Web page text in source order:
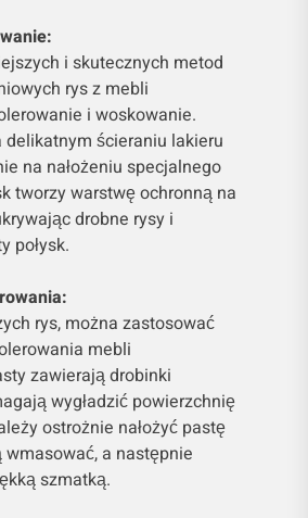
i skutecznych metod
rys z mebli
i woskowanie.
delikatnym ścieraniu lakieru
na nałożeniu specjalnego
tworzy warstwę ochronną na
drobne rysy i
połysk.
rys, można zastosować
mebli
zawierają drobinki
wygładzić powierzchnię
ostrożnie nałożyć pastę
a następnie
szmatką.